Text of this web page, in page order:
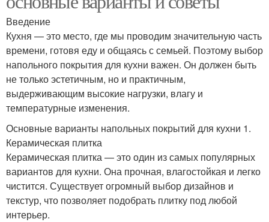
Введение
Кухня — это место, где мы проводим значительную часть
времени, готовя еду и общаясь с семьей. Поэтому выбор
напольного покрытия для кухни важен. Он должен быть
не только эстетичным, но и практичным,
выдерживающим высокие нагрузки, влагу и
температурные изменения.
Основные варианты напольных покрытий для кухни 1.
Керамическая плитка
Керамическая плитка — это один из самых популярных
вариантов для кухни. Она прочная, влагостойкая и легко
чистится. Существует огромный выбор дизайнов и
текстур, что позволяет подобрать плитку под любой
интерьер.